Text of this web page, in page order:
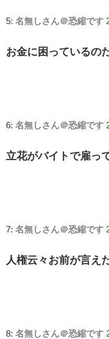
5: 名無しさん＠恐縮です
お金に困っているの
6: 名無しさん＠恐縮です
立花がバイトで雇っ
7: 名無しさん＠恐縮です
人権云々お前が言え
8: 名無しさん＠恐縮です